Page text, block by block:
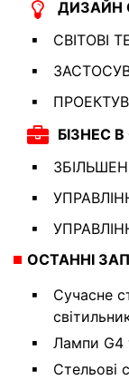
ДИЗАЙН
СВІТОВІ
БІЗНЕС
ОСТАННІ
Сучасне
Лампи G4
Стельові